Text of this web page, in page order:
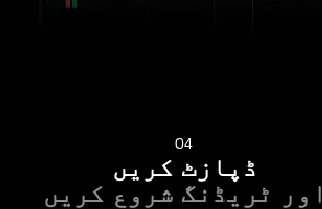
04
ڈپازٹ کریں
اور ٹریڈنگ شروع کریں